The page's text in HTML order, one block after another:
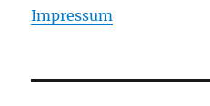
Impressum